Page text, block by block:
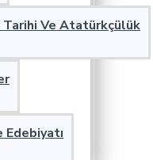
Tarihi Ve Atatürkçülük
Edebiyatı